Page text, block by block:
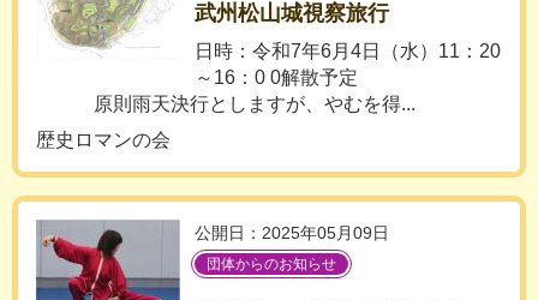
武州松山城視察旅行
日時：令和7年6月4日（水）11：20
～16：0 0解散予定
原則雨天決行としますが、やむを得...
歴史ロマンの会
公開日：2025年05月09日
団体からのお知らせ